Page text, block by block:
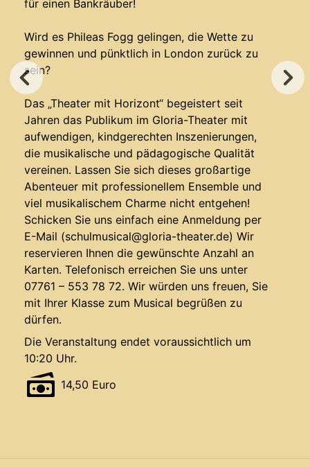
für einen Bankräuber!
Wird es Phileas Fogg gelingen, die Wette zu
gewinnen und pünktlich in London zurück zu
sein?
Das „Theater mit Horizont“ begeistert seit
Jahren das Publikum im Gloria-Theater mit
aufwendigen, kindgerechten Inszenierungen,
die musikalische und pädagogische Qualität
vereinen. Lassen Sie sich dieses großartige
Abenteuer mit professionellem Ensemble und
viel musikalischem Charme nicht entgehen!
Schicken Sie uns einfach eine Anmeldung per
E-Mail (schulmusical@gloria-theater.de) Wir
reservieren Ihnen die gewünschte Anzahl an
Karten. Telefonisch erreichen Sie uns unter
07761 – 553 78 72. Wir würden uns freuen, Sie
mit Ihrer Klasse zum Musical begrüßen zu
dürfen.
Die Veranstaltung endet voraussichtlich um
10:20 Uhr.
14,50 Euro